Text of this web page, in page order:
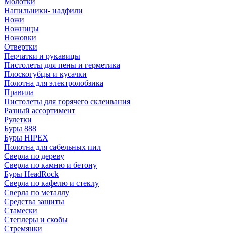
Напильники- надфили
Ножи
Ножницы
Ножовки
Отвертки
Перчатки и рукавицы
Пистолеты для пены и герметика
Плоскогубцы и кусачки
Полотна для электролобзика
Правила
Пистолеты для горячего склеивания
Разный ассортимент
Рулетки
Буры 888
Буры HIPEX
Полотна для сабельных пил
Сверла по дереву
Сверла по камню и бетону
Буры HeadRock
Сверла по кафелю и стеклу
Сверла по металлу
Средства защиты
Стамески
Степлеры и скобы
Стремянки